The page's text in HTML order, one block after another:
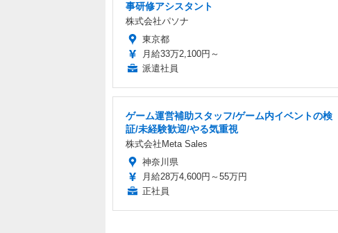
事研修アシスタント
株式会社パソナ
東京都
月給33万2,100円～
派遣社員
ゲーム運営補助スタッフ/ゲーム内イベントの検
証/未経験歓迎/やる気重視
株式会社Meta Sales
神奈川県
月給28万4,600円～55万円
正社員